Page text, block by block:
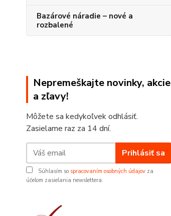
Bazárové náradie – nové a
rozbalené
Nepremeškajte novinky, akcie
a zľavy!
Môžete sa kedykoľvek odhlásiť.
Zasielame raz za 14 dní.
Prihlásiť sa
Súhlasím so spracovaním osobných údajov za
účelom zasielania newslettera.